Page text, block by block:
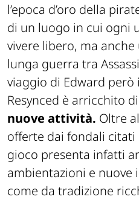
l’epoca d’oro della
di un luogo in cui ogni
vivere libero, ma
lunga guerra tra
viaggio di Edward però
Resynced è arricchito di
nuove attività. Oltre
offerte dai fondali citati
gioco presenta infatti
ambientazioni e nuove
come da tradizione